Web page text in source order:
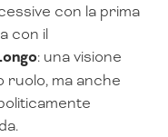
con la prima
con il
: una visione
ruolo, ma anche